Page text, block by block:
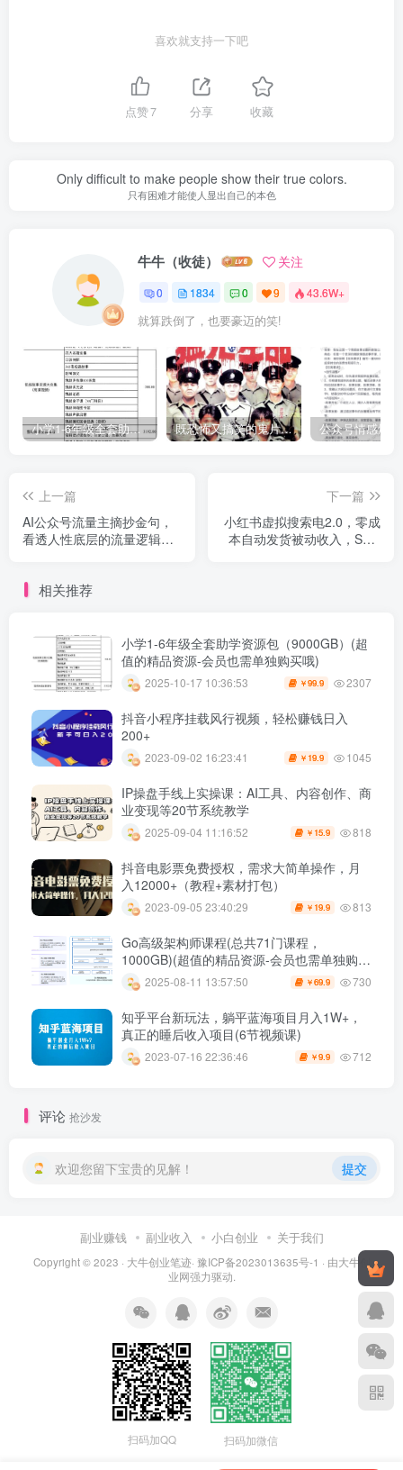
喜欢就支持一下吧
点赞7 分享 收藏
Only difficult to make people show their true colors.
只有困难才能使人显出自己的本色
牛牛（收徒） 关注
0 1834 0 9 43.6W+
就算跌倒了，也要豪迈的笑!
小学1-6年级全套助学资源包（9000GB）(超值的精品资源-会员也需单独购买哦) 既恐怖又搞笑的鬼片（10部猛鬼恐怖片都是喜剧片）
上一篇
AI公众号流量主摘抄金句，
看透人性底层的流量逻辑，
下一篇
小红书虚拟搜索电2.0，零成
本自动发货被动收入，SEO
相关推荐
小学1-6年级全套助学资源包（9000GB）(超
值的精品资源-会员也需单独购买哦)
2025-10-17 10:36:53 ￥99.9 2307
抖音小程序挂载风行视频，轻松赚钱日入
200+
2023-09-02 16:23:41 ￥ 19.9 1045
IP操盘手线上实操课：AI工具、内容创作、商
业变现等20节系统教学
2025-09-04 11:16:52 ￥ 15.9 818
抖音电影票免费授权，需求大简单操作，月
入12000+（教程+素材打包）
2023-09-05 23:40:29 ￥ 19.9 813
Go高级架构师课程(总共71门课程，
1000GB)(超值的精品资源-会员也需单独购买
哦)
2025-08-11 13:57:50 ￥69.9 730
知乎平台新玩法，躺平蓝海项目月入1W+，
真正的睡后收入项目(6节视频课)
2023-07-16 22:36:46 ￥9.9 712
评论 抢沙发
欢迎您留下宝贵的见解！ 提交
副业赚钱 副业收入 小白创业 关于我们
Copyright © 2023 · 大牛创业笔迹· 豫ICP备2023013635号-1 · 由大牛创
业网强力驱动.
扫码加QQ 扫码加微信